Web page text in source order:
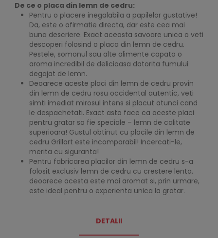
De ce o placa din lemn de cedru:
Pentru o placere inegalabila a papilelor gustative!
Da, este o afirmatie directa, dar este cea mai
buna descriere. Exact aceasta savoare unica o veti
descoperi folosind o placa din lemn de cedru.
Pestele, somonul sau alte alimente capata o
aroma incredibil de delicioasa datorita fumului
degajat de lemn.
Deoarece aceste placi din lemn de cedru provin
din lemn de cedru rosu occidental autentic, veti
simti imediat mirosul intens si placut atunci cand
le despachetati. Exact asta face ca aceste placi
pentru gratar sa fie speciale – lemn de calitate
superioara! Gustul obtinut cu placile din lemn de
cedru Grillart este incomparabil! Incercati-le,
merita cu siguranta!
Pentru fabricarea placilor din lemn de cedru s-a
folosit exclusiv lemn de cedru cu crestere lenta,
deoarece acesta este mai aromat si, prin urmare,
este ideal pentru o experienta unica la gratar.
DETALII